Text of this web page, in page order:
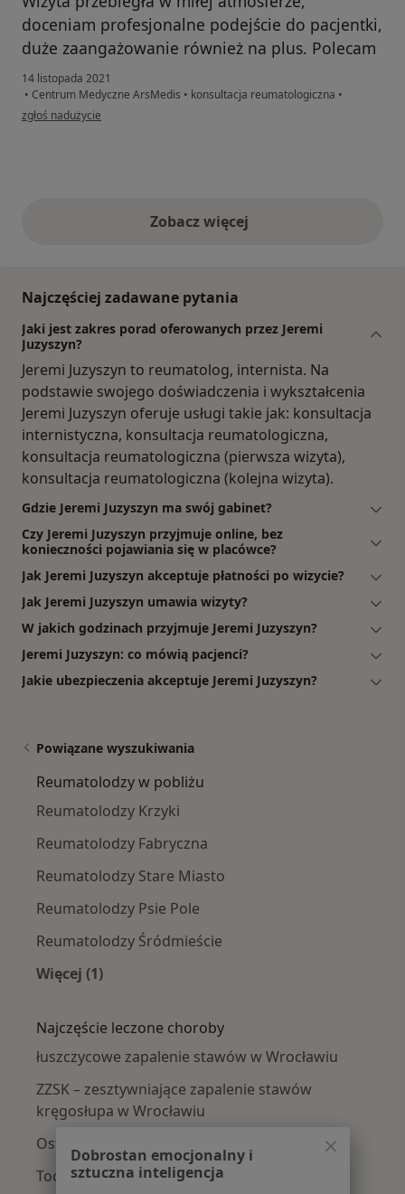
doceniam profesjonalne podejście do pacjentki,
duże zaangażowanie również na plus. Polecam
14 listopada 2021
• Centrum Medyczne ArsMedis • konsultacja reumatologiczna •
w opinii użytkownika Agata
zgłoś nadużycie
Zobacz więcejopinie powyżej
Najczęściej zadawane pytania
Jaki jest zakres porad oferowanych przez Jeremi
Juzyszyn?
Jeremi Juzyszyn to reumatolog, internista. Na
podstawie swojego doświadczenia i wykształcenia
Jeremi Juzyszyn oferuje usługi takie jak: konsultacja
internistyczna, konsultacja reumatologiczna,
konsultacja reumatologiczna (pierwsza wizyta),
konsultacja reumatologiczna (kolejna wizyta).
Gdzie Jeremi Juzyszyn ma swój gabinet?
Czy Jeremi Juzyszyn przyjmuje online, bez
konieczności pojawiania się w placówce?
Jak Jeremi Juzyszyn akceptuje płatności po wizycie?
Jak Jeremi Juzyszyn umawia wizyty?
W jakich godzinach przyjmuje Jeremi Juzyszyn?
Jeremi Juzyszyn: co mówią pacjenci?
Jakie ubezpieczenia akceptuje Jeremi Juzyszyn?
Powiązane wyszukiwania
Reumatolodzy w pobliżu
Reumatolodzy Krzyki
Reumatolodzy Fabryczna
Reumatolodzy Stare Miasto
Reumatolodzy Psie Pole
Reumatolodzy Śródmieście
Więcej (1)
Najczęście leczone choroby
łuszczycowe zapalenie stawów w Wrocławiu
ZZSK – zesztywniające zapalenie stawów
kręgosłupa w Wrocławiu
Osteoporoza w Wrocławiu
Toczeń rumieniowaty układowy w Wrocławiu
Dobrostan emocjonalny i
sztuczna inteligencja